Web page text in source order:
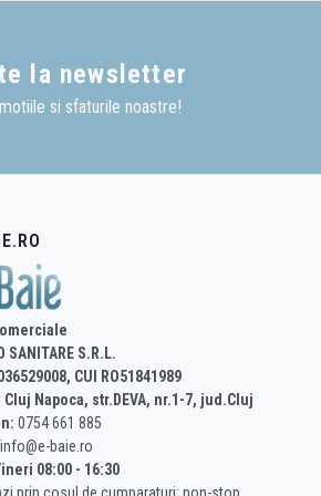
Chiuveta de
Granitul este un
chiuvete sunt, de
Aceste chiuvete sunt,
Chiuveta de
Chiuvetele din inox
la newsletter
si sfaturile noastre!
SANITARE S.R.L.
CUI RO51841989
Napoca, str.DEVA, nr.1-7, jud.Cluj
0754 661 885
baie.ro
08:00 - 16:30